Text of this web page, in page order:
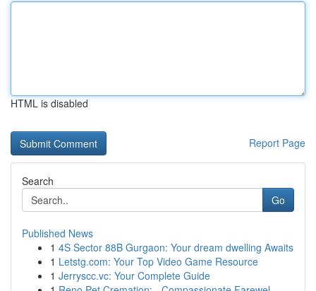
HTML is disabled
Report Page
Search
Go
Published News
1 4S Sector 88B Gurgaon: Your dream dwelling Awaits
1 Letstg.com: Your Top Video Game Resource
1 Jerryscc.vc: Your Complete Guide